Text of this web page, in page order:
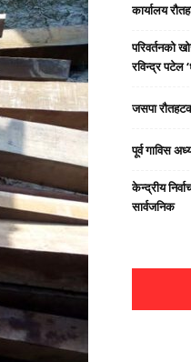
कार्यालय
परिवर्तनको
रविन्द्र पटेल
जसपा
पूर्व गाविस
केन्द्रीय
सार्वजनिक